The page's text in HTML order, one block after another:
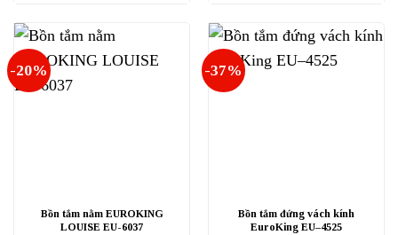
7.980.000₫.
-20%
Bồn tắm nằm EUROKING
LOUISE EU-6037
-37%
Bồn tắm đứng vách kính
EuroKing EU–4525